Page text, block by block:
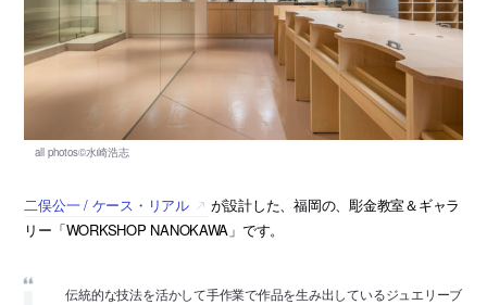
二俣公一 / ケース・リアル
が設計した、福岡の、彫金教室＆ギャラ
リー「WORKSHOP NANOKAWA」です。
伝統的な技法を活かして手作業で作品を生み出しているジュエリーブ